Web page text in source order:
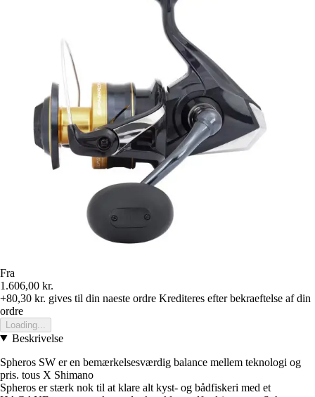
Fra
1.606,00 kr.
+80,30 kr. gives til din naeste ordre Krediteres efter bekraeftelse af din
ordre
Loading...
Beskrivelse
Spheros SW er en bemærkelsesværdig balance mellem teknologi og
pris. tous X Shimano
Spheros er stærk nok til at klare alt kyst- og bådfiskeri med et